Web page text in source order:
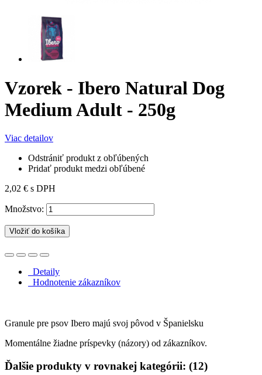
Vzorek - Ibero Natural Dog
Medium Adult - 250g
Viac detailov
Odstrániť produkt z obľúbených
Pridať produkt medzi obľúbené
2,02 € s DPH
Množstvo:
Vložiť do košíka
Detaily
Hodnotenie zákazníkov
Granule pre psov Ibero majú svoj pôvod v Španielsku
Momentálne žiadne príspevky (názory) od zákazníkov.
Ďalšie produkty v rovnakej kategórii: (12)